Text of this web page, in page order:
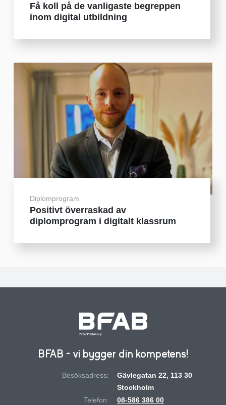
Få koll på de vanligaste begreppen
inom digital utbildning
Diplomprogram
Positivt överraskad av
diplomprogram i digitalt klassrum
BFAB - vi bygger din kompetens!
Besöksadress:
Gävlegatan 22, 113 30
Stockholm
Telefon:
08-586 386 00